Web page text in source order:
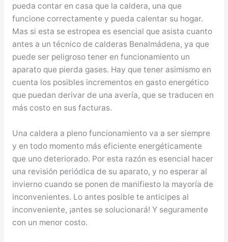
pueda contar en casa que la caldera, una que
funcione correctamente y pueda calentar su hogar.
Mas si esta se estropea es esencial que asista cuanto
antes a un técnico de calderas Benalmádena, ya que
puede ser peligroso tener en funcionamiento un
aparato que pierda gases. Hay que tener asimismo en
cuenta los posibles incrementos en gasto energético
que puedan derivar de una avería, que se traducen en
más costo en sus facturas.
Una caldera a pleno funcionamiento va a ser siempre
y en todo momento más eficiente energéticamente
que uno deteriorado. Por esta razón es esencial hacer
una revisión periódica de su aparato, y no esperar al
invierno cuando se ponen de manifiesto la mayoría de
inconvenientes. Lo antes posible te anticipes al
inconveniente, ¡antes se solucionará! Y seguramente
con un menor costo.